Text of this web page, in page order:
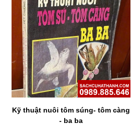
Kỹ thuật nuôi tôm súng- tôm càng
- ba ba